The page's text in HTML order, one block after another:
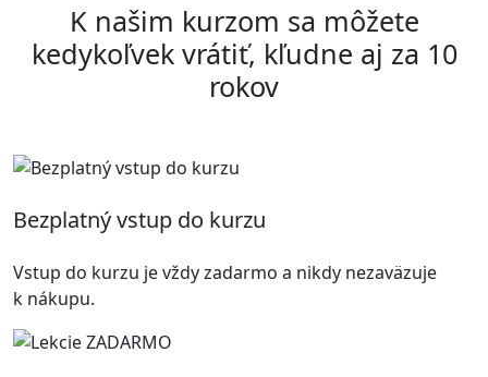
K našim kurzom sa môžete
kedykoľvek vrátiť, kľudne aj za 10
rokov
Bezplatný vstup do kurzu
Vstup do kurzu je vždy zadarmo a nikdy nezaväzuje
k nákupu.